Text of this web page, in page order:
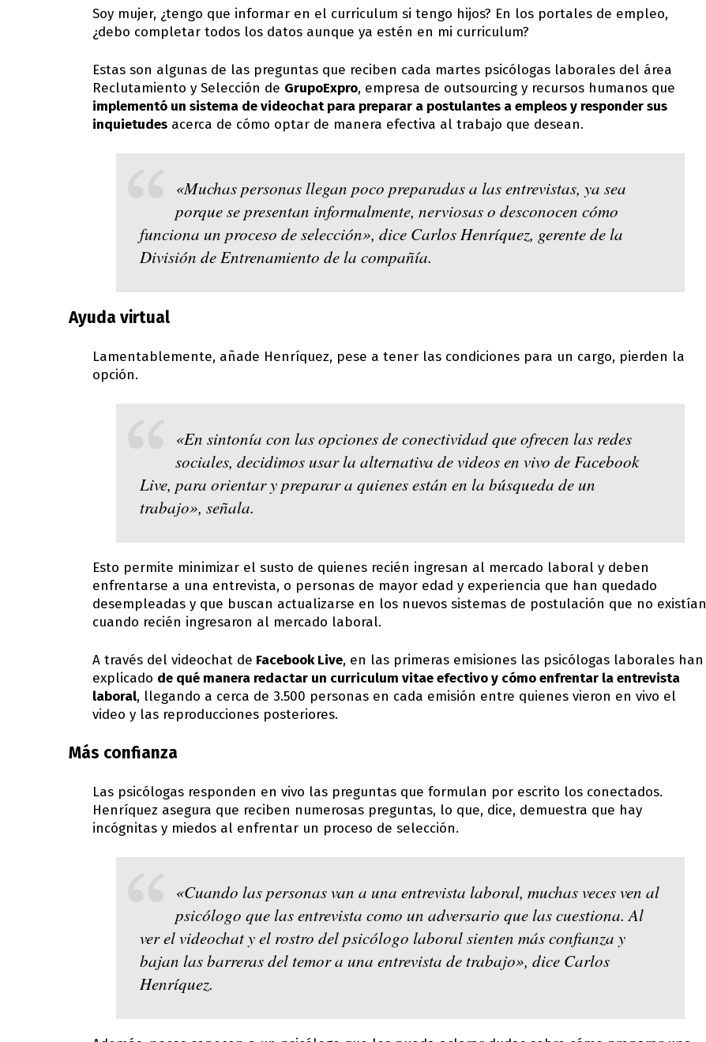
Soy mujer, ¿tengo que informar en el curriculum si tengo hijos? En los portales de empleo,
¿debo completar todos los datos aunque ya estén en mi curriculum?
Estas son algunas de las preguntas que reciben cada martes psicólogas laborales del área
Reclutamiento y Selección de GrupoExpro, empresa de outsourcing y recursos humanos que
implementó un sistema de videochat para preparar a postulantes a empleos y responder sus
inquietudes acerca de cómo optar de manera efectiva al trabajo que desean.
«Muchas personas llegan poco preparadas a las entrevistas, ya sea
porque se presentan informalmente, nerviosas o desconocen cómo
funciona un proceso de selección», dice Carlos Henríquez, gerente de la
División de Entrenamiento de la compañía.
Ayuda virtual
Lamentablemente, añade Henríquez, pese a tener las condiciones para un cargo, pierden la
opción.
«En sintonía con las opciones de conectividad que ofrecen las redes
sociales, decidimos usar la alternativa de videos en vivo de Facebook
Live, para orientar y preparar a quienes están en la búsqueda de un
trabajo», señala.
Esto permite minimizar el susto de quienes recién ingresan al mercado laboral y deben
enfrentarse a una entrevista, o personas de mayor edad y experiencia que han quedado
desempleadas y que buscan actualizarse en los nuevos sistemas de postulación que no existían
cuando recién ingresaron al mercado laboral.
A través del videochat de Facebook Live, en las primeras emisiones las psicólogas laborales han
explicado de qué manera redactar un curriculum vitae efectivo y cómo enfrentar la entrevista
laboral, llegando a cerca de 3.500 personas en cada emisión entre quienes vieron en vivo el
video y las reproducciones posteriores.
Más confianza
Las psicólogas responden en vivo las preguntas que formulan por escrito los conectados.
Henríquez asegura que reciben numerosas preguntas, lo que, dice, demuestra que hay
incógnitas y miedos al enfrentar un proceso de selección.
«Cuando las personas van a una entrevista laboral, muchas veces ven al
psicólogo que las entrevista como un adversario que las cuestiona. Al
ver el videochat y el rostro del psicólogo laboral sienten más confianza y
bajan las barreras del temor a una entrevista de trabajo», dice Carlos
Henríquez.